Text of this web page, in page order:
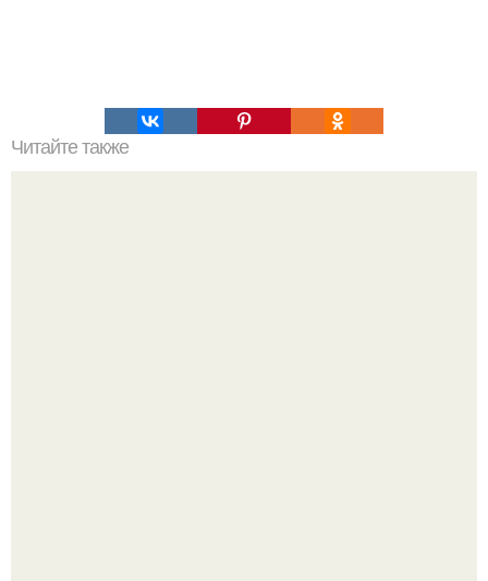
Читайте также